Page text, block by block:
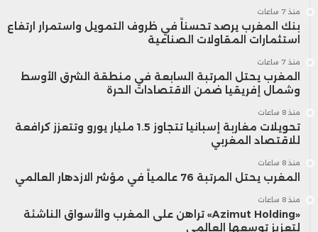
والنقابات تسفر عن زيادات أكبر من العام
الماضي.
أعلن أكبر اتحاد نقابي في البلاد، “رينغو
(Rengo)، عن أول إحصاء له لصفقات الأجور في
منتصف مارس، وسيقوم بتحديث نتائجه بشكل
متكرر قبل الإحصاء النهائي المقرر في يوليو.
نوّه أويدا بالفعل إلى أنه لا يحتاج إلى انتظار
منذ 7 ساعات
بنك المغرب يرصد تحسناً في ظروف التمويل واستمرار ارتفاع
استثمارات المقاولات الصناعية
منذ 7 ساعات
المغرب يحتل المرتبة السابعة في منطقة الشرق الأوسط
وشمال إفريقيا ضمن الاقتصادات الحرة
منذ 8 ساعات
تحويلات مغاربة إسبانيا تتجاوز 1.5 مليار يورو وتتعزز كرافعة
للاقتصاد المغربي
منذ 8 ساعات
المغرب يحتل المرتبة 76 عالمياً في مؤشر الازدهار العالمي
منذ 8 ساعات
«Azimut Holding» تراهن على المغرب والأسواق الناشئة
لتعزيز توسعها العالمي